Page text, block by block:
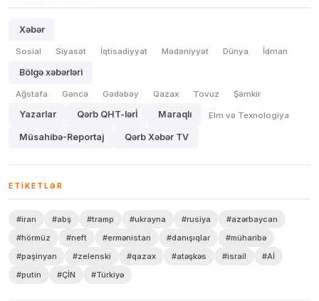
Xəbər
Sosial Siyasət İqtisadiyyat Mədəniyyət Dünya İdman
Bölgə xəbərləri
Ağstafa Gəncə Gədəbəy Qazax Tovuz Şəmkir
Yazarlar Qərb QHT-lərİ Maraqlı Elm və Texnologiya
Müsahibə-Reportaj Qərb Xəbər TV
ETIKETLƏR
#iran #abş #tramp #ukrayna #rusiya
#azərbaycan
#hörmüz
#neft #ermənistan #danışıqlar
#müharibə
#paşinyan
#zelenski #qazax #atəşkəs #israil
#Aİ
#putin
#ÇİN #Türkiyə